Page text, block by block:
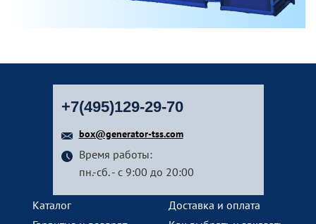
+7(495)129-29-70
box@generator-tss.com
Время работы:
пн.-сб. - с 9:00 до 20:00
Каталог
Доставка и оплата